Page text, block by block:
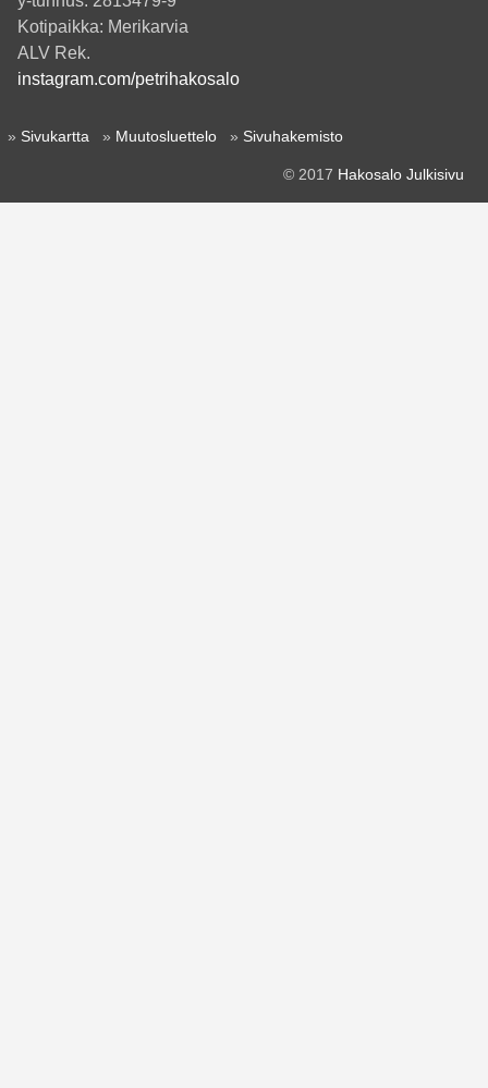
Kotipaikka: Merikarvia
ALV Rek.
instagram.com/petrihakosalo
» Sivukartta » Muutosluettelo » Sivuhakemisto
© 2017 Hakosalo Julkisivu